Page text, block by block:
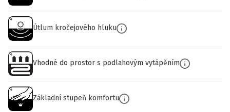
Útlum kročejového hluku
Vhodné do prostor s podlahovým vytápěním
Základní stupeň komfortu